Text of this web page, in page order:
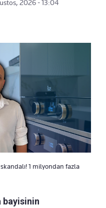
2026 - 13:04
1 milyondan fazla
bayisinin